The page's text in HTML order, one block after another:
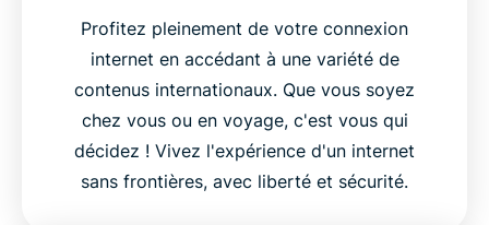
Profitez pleinement de votre connexion
internet en accédant à une variété de
contenus internationaux. Que vous soyez
chez vous ou en voyage, c'est vous qui
décidez ! Vivez l'expérience d'un internet
sans frontières, avec liberté et sécurité.